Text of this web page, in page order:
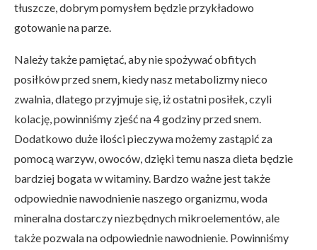
tłuszcze, dobrym pomysłem będzie przykładowo
gotowanie na parze.
Należy także pamiętać, aby nie spożywać obfitych
posiłków przed snem, kiedy nasz metabolizmy nieco
zwalnia, dlatego przyjmuje się, iż ostatni posiłek, czyli
kolację, powinniśmy zjeść na 4 godziny przed snem.
Dodatkowo duże ilości pieczywa możemy zastąpić za
pomocą warzyw, owoców, dzięki temu nasza dieta będzie
bardziej bogata w witaminy. Bardzo ważne jest także
odpowiednie nawodnienie naszego organizmu, woda
mineralna dostarczy niezbędnych mikroelementów, ale
także pozwala na odpowiednie nawodnienie. Powinniśmy